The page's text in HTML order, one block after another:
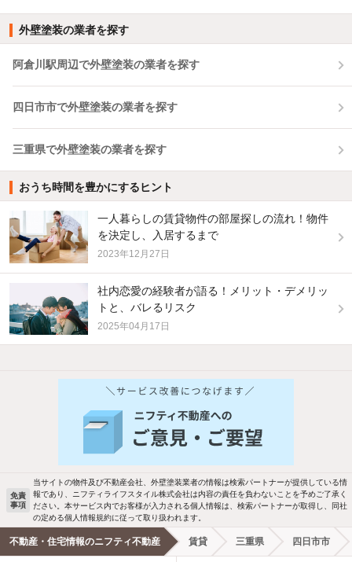
外壁塗装の業者を探す
阿倉川駅周辺で外壁塗装の業者を探す
四日市市で外壁塗装の業者を探す
三重県で外壁塗装の業者を探す
おうち時間を豊かにするヒント
一人暮らしの賃貸物件の部屋探しの流れ！物件
を決定し、入居するまで
2023年12月27日
社内恋愛の経験者が語る！メリット・デメリッ
トと、バレるリスク
2025年04月17日
免責
事項
当サイトの物件及び不動産会社、外壁塗装業者の情報は検索パートナーが提供している情
報であり、ニフティライフスタイル株式会社は内容の責任を負わないことを予めご了承く
ださい。本サービス内でお客様が入力される個人情報は、検索パートナーが取得し、同社
の定める個人情報規約に従って取り扱われます。
不動産・住宅情報のニフティ不動産 賃貸 三重県 四日市市